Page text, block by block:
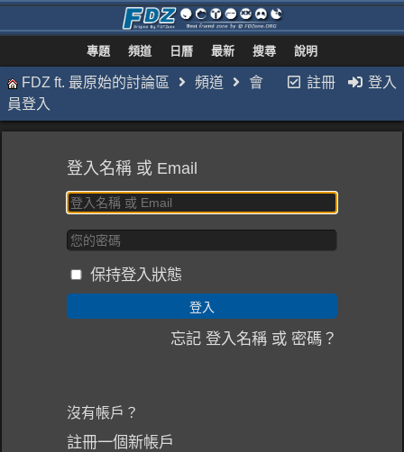
專題 頻道 日曆 最新 搜尋 說明
註冊 登入
FDZ ft. 最原始的討論區 頻道
會
員登入
登入名稱 或 Email
保持登入狀態
忘記 登入名稱 或 密碼？
沒有帳戶？
註冊一個新帳戶